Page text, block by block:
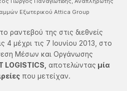
Εξωτερικού Attica Group
ραντεβού της στις διεθνείς
4 μέχρι τις 7 Ιουνίου 2013, στο
Μέσων και Οργάνωσης
LOGISTICS, αποτελώντας μία
που μετείχαν.